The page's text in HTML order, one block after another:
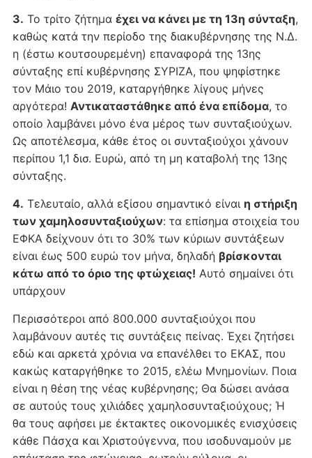
3. Το τρίτο ζήτημα έχει να κάνει με τη 13η σύνταξη,
καθώς κατά την περίοδο της διακυβέρνησης της Ν.Δ.
η (έστω κουτσουρεμένη) επαναφορά της 13ης
σύνταξης επί κυβέρνησης ΣΥΡΙΖΑ, που ψηφίστηκε
τον Μάιο του 2019, καταργήθηκε λίγους μήνες
αργότερα! Αντικαταστάθηκε από ένα επίδομα, το
οποίο λαμβάνει μόνο ένα μέρος των συνταξιούχων.
Ως αποτέλεσμα, κάθε έτος οι συνταξιούχοι χάνουν
περίπου 1,1 δισ. Ευρώ, από τη μη καταβολή της 13ης
σύνταξης.
4. Τελευταίο, αλλά εξίσου σημαντικό είναι η στήριξη
των χαμηλοσυνταξιούχων: τα επίσημα στοιχεία του
ΕΦΚΑ δείχνουν ότι το 30% των κύριων συντάξεων
είναι έως 500 ευρώ τον μήνα, δηλαδή βρίσκονται
κάτω από το όριο της φτώχειας! Αυτό σημαίνει ότι
υπάρχουν
Περισσότεροι από 800.000 συνταξιούχοι που
λαμβάνουν αυτές τις συντάξεις πείνας. Έχει ζητήσει
εδώ και αρκετά χρόνια να επανέλθει το ΕΚΑΣ, που
κακώς καταργήθηκε το 2015, ελέω Μνημονίων. Ποια
είναι η θέση της νέας κυβέρνησης; Θα δώσει ανάσα
σε αυτούς τους χιλιάδες χαμηλοσυνταξιούχους; Ή
θα τους αφήσει με έκτακτες οικονομικές ενισχύσεις
κάθε Πάσχα και Χριστούγεννα, που ισοδυναμούν με